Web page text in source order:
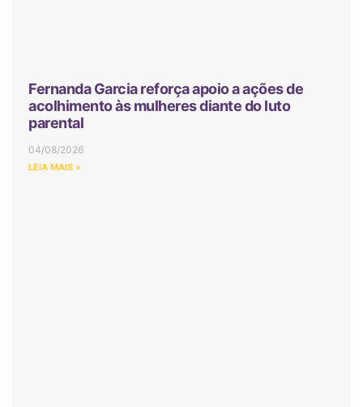
Fernanda Garcia reforça apoio a ações de
acolhimento às mulheres diante do luto
parental
04/08/2026
LEIA MAIS »